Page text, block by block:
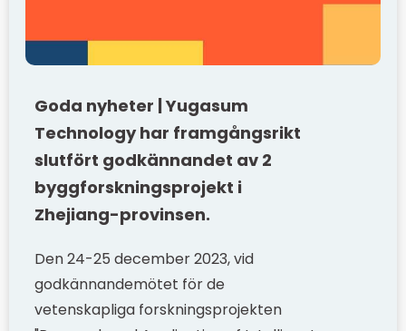
Goda nyheter | Yugasum
Technology har framgångsrikt
slutfört godkännandet av 2
byggforskningsprojekt i
Zhejiang-provinsen.
Den 24-25 december 2023, vid
godkännandemötet för de
vetenskapliga forskningsprojekten